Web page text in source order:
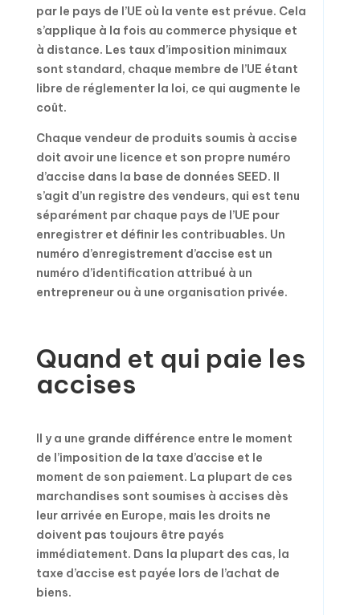
par le pays de l’UE où la vente est prévue. Cela
s’applique à la fois au commerce physique et
à distance. Les taux d’imposition minimaux
sont standard, chaque membre de l’UE étant
libre de réglementer la loi, ce qui augmente le
coût.
Chaque vendeur de produits soumis à accise
doit avoir une licence et son propre numéro
d’accise dans la base de données SEED. Il
s’agit d’un registre des vendeurs, qui est tenu
séparément par chaque pays de l’UE pour
enregistrer et définir les contribuables. Un
numéro d’enregistrement d’accise est un
numéro d’identification attribué à un
entrepreneur ou à une organisation privée.
Quand et qui paie les
accises
Il y a une grande différence entre le moment
de l’imposition de la taxe d’accise et le
moment de son paiement. La plupart de ces
marchandises sont soumises à accises dès
leur arrivée en Europe, mais les droits ne
doivent pas toujours être payés
immédiatement. Dans la plupart des cas, la
taxe d’accise est payée lors de l’achat de
biens.